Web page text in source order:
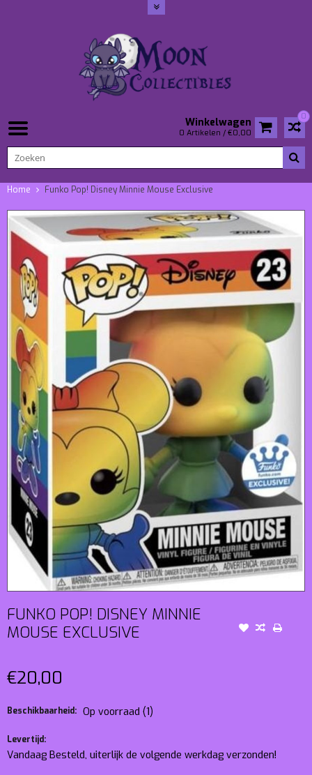
0
Winkelwagen
0 Artikelen / €0,00
Home Funko Pop! Disney Minnie Mouse Exclusive
FUNKO POP! DISNEY MINNIE
MOUSE EXCLUSIVE
€20,00
Beschikbaarheid: Op voorraad (1)
Levertijd:
Vandaag Besteld, uiterlijk de volgende werkdag verzonden!